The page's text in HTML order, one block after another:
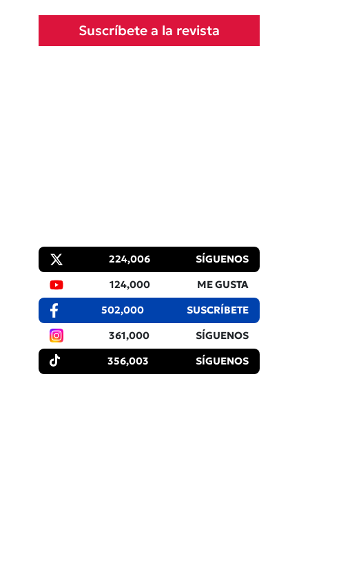
Suscríbete a la revista
224,006 SÍGUENOS
124,000 ME GUSTA
502,000 SUSCRÍBETE
361,000 SÍGUENOS
356,003 SÍGUENOS